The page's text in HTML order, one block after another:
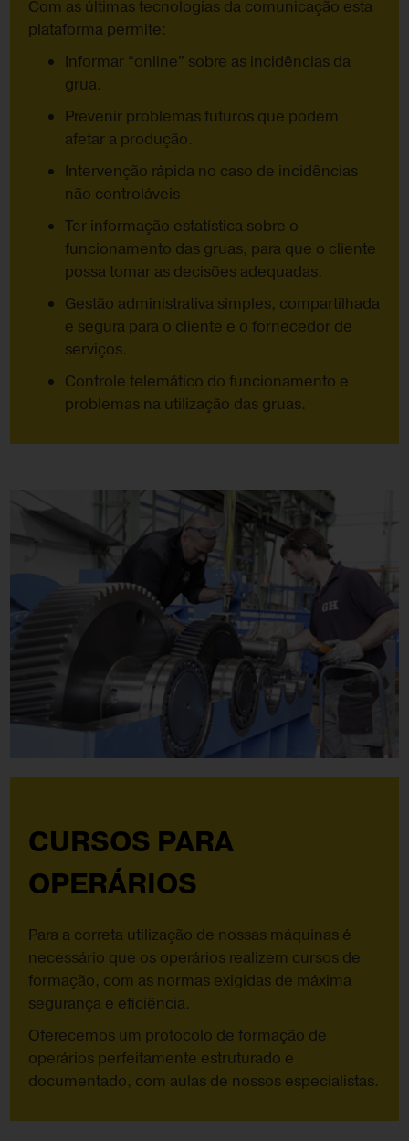
Com as últimas tecnologias da comunicação esta
plataforma permite:
Informar “online” sobre as incidências da
grua.
Prevenir problemas futuros que podem
afetar a produção.
Intervenção rápida no caso de incidências
não controláveis
Ter informação estatística sobre o
funcionamento das gruas, para que o cliente
possa tomar as decisões adequadas.
Gestão administrativa simples, compartilhada
e segura para o cliente e o fornecedor de
serviços.
Controle telemático do funcionamento e
problemas na utilização das gruas.
CURSOS PARA
OPERÁRIOS
Para a correta utilização de nossas máquinas é
necessário que os operários realizem cursos de
formação, com as normas exigidas de máxima
segurança e eficiência.
Oferecemos um protocolo de formação de
operários perfeitamente estruturado e
documentado, com aulas de nossos especialistas.